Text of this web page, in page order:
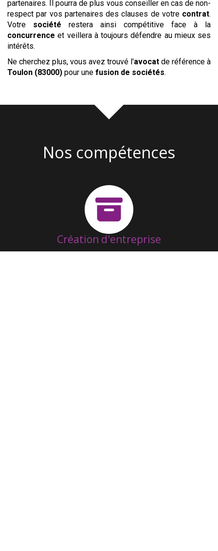
partenaires. Il pourra de plus vous conseiller en cas de non-
respect par vos partenaires des clauses de votre contrat.
Votre société restera ainsi compétitive face à la
concurrence et veillera à toujours défendre au mieux ses
intérêts.
Ne cherchez plus, vous avez trouvé l'avocat de référence à
Toulon (83000) pour une fusion de sociétés.
Nos compétences
Création d'entreprise